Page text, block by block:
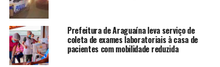
Prefeitura de Araguaína leva serviço de
coleta de exames laboratoriais à casa de
pacientes com mobilidade reduzida